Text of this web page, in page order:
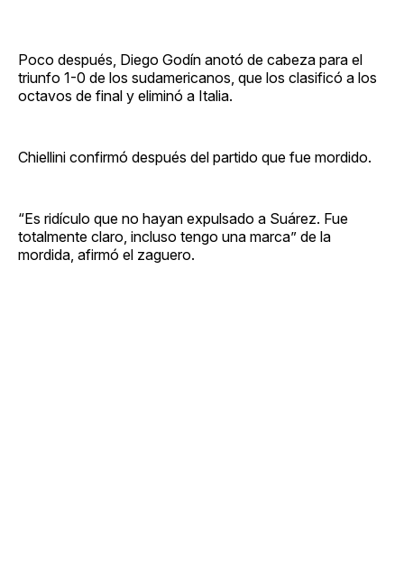
Poco después, Diego Godín anotó de cabeza para el
triunfo 1-0 de los sudamericanos, que los clasificó a los
octavos de final y eliminó a Italia.
Chiellini confirmó después del partido que fue mordido.
“Es ridículo que no hayan expulsado a Suárez. Fue
totalmente claro, incluso tengo una marca” de la
mordida, afirmó el zaguero.